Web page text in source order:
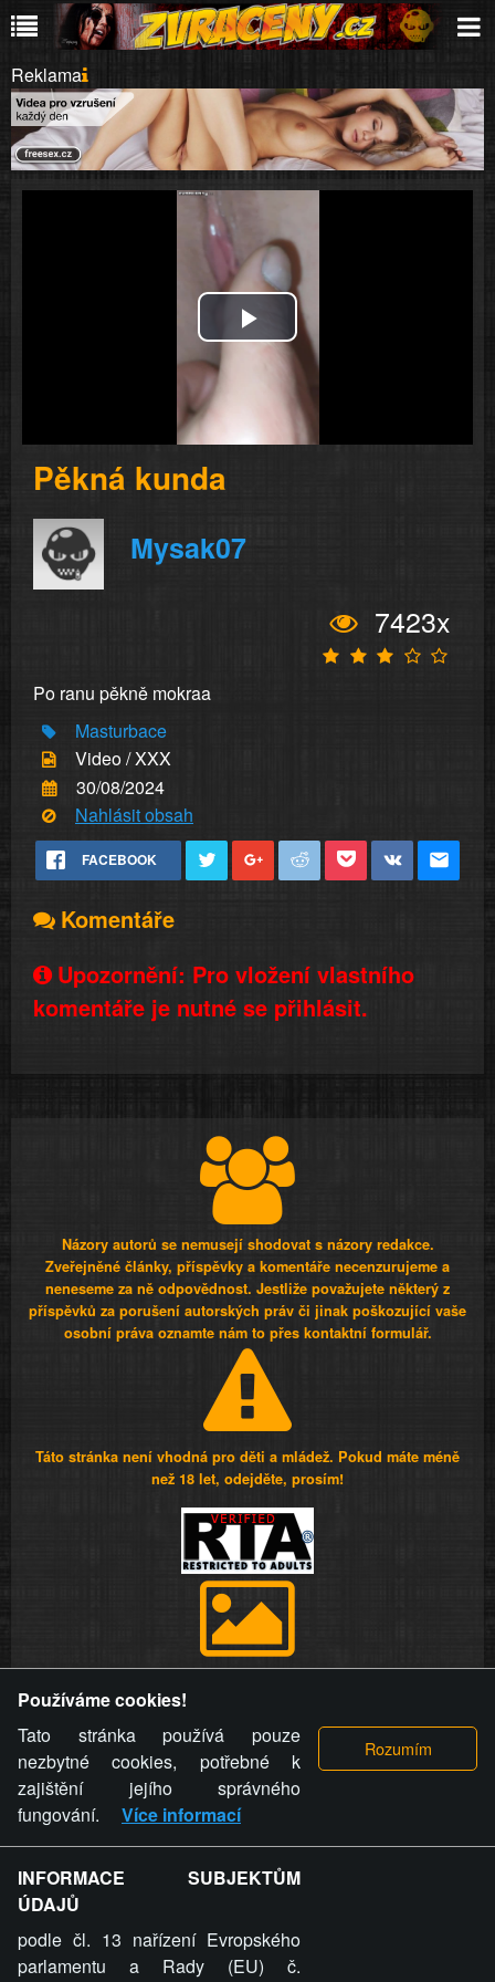
Reklama
Play
Video
Pěkná kunda
Mysak07
7423x
Po ranu pěkně mokraa
Masturbace
Video / XXX
30/08/2024
Nahlásit obsah
FACEBOOK
Komentáře
Upozornění: Pro vložení vlastního
komentáře je nutné se přihlásit.
Názory autorů se nemusejí shodovat s názory redakce.
Zveřejněné články, příspěvky a komentáře necenzurujeme a
neneseme za ně odpovědnost. Jestliže považujete některý z
příspěvků za porušení autorských práv či jinak poškozující vaše
osobní práva oznamte nám to přes kontaktní formulář.
Táto stránka není vhodná pro děti a mládež. Pokud máte méně
než 18 let, odejděte, prosím!
videa a komentáře. Osoba, které se toto opatření provozovatele
stránky týče, ani osoba, která umístila fotografii nebo video na
stránku, nemůže z důvodu odstranění fotografie, videa nebo
komentáře pro výše uvedenou okolnost uplatnit vůči
provozovateli stránky žádný nárok na náhradu škody nebo
nemajetkové újmy.
ZVRÁCENÝ.CZ - Svět není zvrácenej. To jen
ty lidi...
Používáme cookies!
Tato stránka používá pouze
nezbytné cookies, potřebné k
zajištění jejího správného
fungování.
Více informací
INFORMACE SUBJEKTŮM
ÚDAJŮ
podle čl. 13 nařízení Evropského
parlamentu a Rady (EU) č.